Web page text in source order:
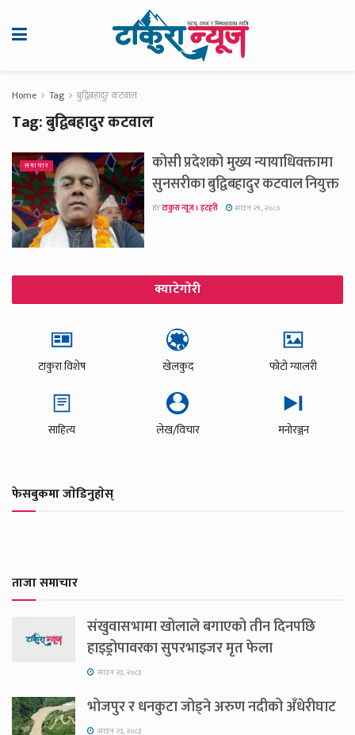
Home Tag बुद्विबहादुर कटवाल
Tag:बुद्विबहादुर कटवाल
समाचार
कोसी प्रदेशको मुख्य न्यायाधिवक्तामा
सुनसरीका बुद्विबहादुर कटवाल नियुक्त
BYटाकुरा न्यूज । इटहरी साउन २९, २०८०
क्याटेगाेरी
टाकुरा विशेष खेलकुद फोटो ग्यालरी
साहित्य लेख/विचार मनोरञ्जन
फेसबुकमा जाेडिनुहाेस्
ताजा समाचार
संखुवासभामा खोलाले बगाएको तीन दिनपछि
हाइड्रोपावरका सुपरभाइजर मृत फेला
साउन २३, २०८३
भोजपुर र धनकुटा जोड्ने अरुण नदीको अँधेरीघाट
साउन २३, २०८३